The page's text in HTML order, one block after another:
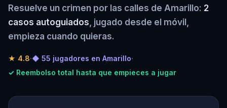
Resuelve un crimen por las calles de Amarillo: 2
casos autoguiados, jugado desde el móvil,
empieza cuando quieras.
★ 4.8·◆ 55 jugadores en Amarillo·
✓ Reembolso total hasta que empieces a jugar